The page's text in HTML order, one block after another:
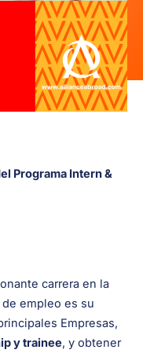
Programa Intern &
carrera en la
de empleo es su
Empresas,
y trainee, y obtener